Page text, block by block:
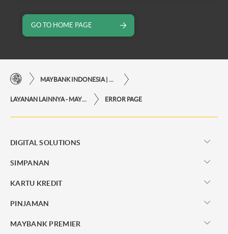
GO TO HOME PAGE
ERROR PAGE
DIGITAL SOLUTIONS
SIMPANAN
KARTU KREDIT
PINJAMAN
MAYBANK PREMIER